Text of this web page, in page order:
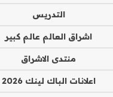
التدريس
اشراق العالم عالم كبير
منتدى الاشراق
اعلانات الباك لينك 2026